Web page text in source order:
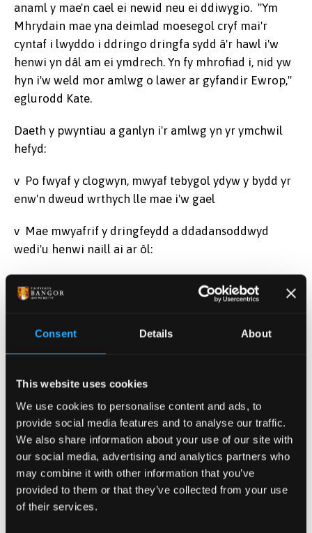
Consent Details About
This website uses cookies
We use cookies to personalise content and ads, to
provide social media features and to analyse our traffic.
We also share information about your use of our site with
our social media, advertising and analytics partners who
may combine it with other information that you’ve
provided to them or that they’ve collected from your use
of their services.
anaml y mae'n cael ei newid neu ei ddiwygio. "Ym
Mhrydain mae yna deimlad moesegol cryf mai'r
cyntaf i lwyddo i ddringo dringfa sydd â'r hawl i'w
henwi yn dâl am ei ymdrech. Yn fy mhrofiad i, nid yw
hyn i'w weld mor amlwg o lawer ar gyfandir Ewrop,"
eglurodd Kate.
Daeth y pwyntiau a ganlyn i'r amlwg yn yr ymchwil
hefyd:
v Po fwyaf y clogwyn, mwyaf tebygol ydyw y bydd yr
enw'n dweud wrthych lle mae i'w gael
v Mae mwyafrif y dringfeydd a ddadansoddwyd
wedi'u henwi naill ai ar ôl:
Ffurf y graig neu nodweddion amgylcheddol
Teimlad neu brofiad corfforol y ddringfa, sy'n
Cyfeiriadau diwylliannol (e.e. ffilm, cân,
llenyddiaeth)
v Gwelir thema'n aml wrth enwi clogwyni, sy'n
awgrymu bod dringwyr yn ymwybodol iawn o hanes
y mannau y maent yn dringo ynddynt
v Nid oedd yr un o'r dringfeydd a ddadansoddwyd
wedi'i henwi gan ferched
v Mae tua chwech o ddringwyr benywaidd ym